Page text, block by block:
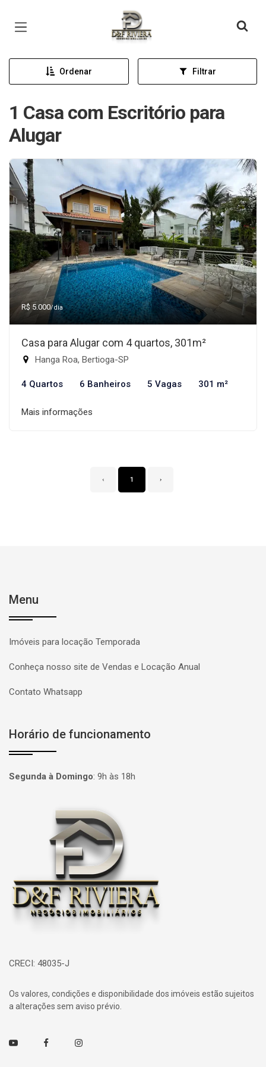
Página inicial
Ordenar Filtrar
1 Casa com Escritório para
Alugar
R$ 5.000/dia
Casa para Alugar com 4 quartos, 301m²
Hanga Roa, Bertioga-SP
4 Quartos 6 Banheiros 5 Vagas 301 m²
Mais informações
‹ 1 ›
Menu
Imóveis para locação Temporada
Conheça nosso site de Vendas e Locação Anual
Contato Whatsapp
Horário de funcionamento
Segunda à Domingo: 9h às 18h
Página inicial
CRECI: 48035-J
Os valores, condições e disponibilidade dos imóveis estão sujeitos
a alterações sem aviso prévio.
Youtube FacebookInstagram